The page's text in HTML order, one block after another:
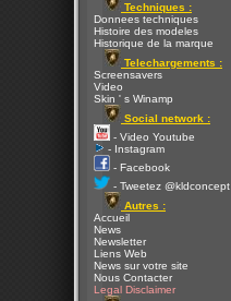
Techniques :
Donnees techniques
Histoire des modeles
Historique de la marque
Telechargements :
Screensavers
Video
Skin ' s Winamp
Social network :
- Video Youtube
- Instagram
- Facebook
- Tweetez @kldconcept
Autres :
Accueil
News
Newsletter
Liens Web
News sur votre site
Nous Contacter
Legal Disclaimer